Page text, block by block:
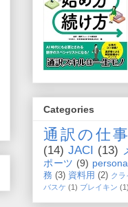
Categories
通訳の仕事
(14) JACI (13)
ポーツ (9)
務 (3) 資料用 (2) クラ
バスケ (1) ブレイキン (1)